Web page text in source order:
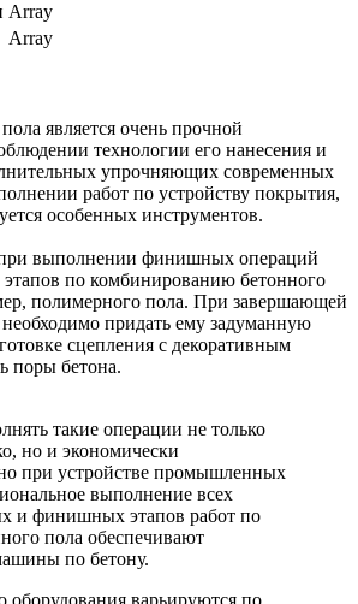
Array
Array
является очень прочной
технологии его нанесения и
упрочняющих современных
работ по устройству покрытия,
особенных инструментов.
выполнении финишных операций
по комбинированию бетонного
полимерного пола. При завершающей
придать ему задуманную
сцепления с декоративным
поры бетона.
такие операции не только
но и экономически
при устройстве промышленных
выполнение всех
и финишных этапов работ по
пола обеспечивают
по бетону.
варьируются по